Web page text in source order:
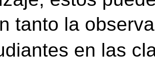
tanto la
en las